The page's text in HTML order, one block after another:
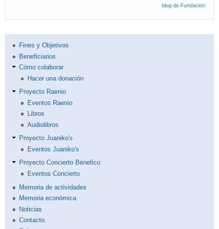
blog de Fundacion
Fines y Objetivos
Beneficiarios
Cómo colaborar
Hacer una donación
Proyecto Raenio
Eventos Raenio
Libros
Audiolibros
Proyecto Juaniko's
Eventos Juaniko's
Proyecto Concierto Bénefico
Eventos Concierto
Memoria de actividades
Memoria económica
Noticias
Contacto